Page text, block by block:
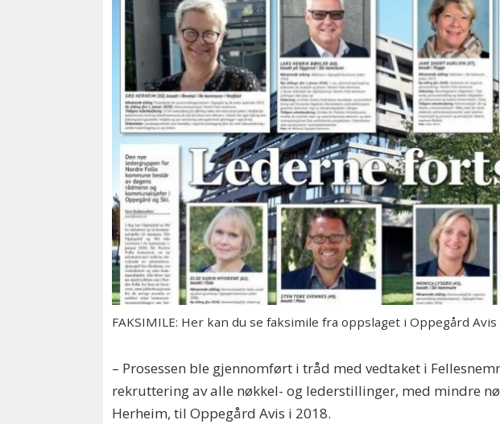
FAKSIMILE: Her kan du se faksimile fra oppslaget i Oppegård
– Prosessen ble gjennomført i tråd med vedtaket i
rekruttering av alle nøkkel- og lederstillinger, med mindre
Herheim, til Oppegård Avis i 2018.